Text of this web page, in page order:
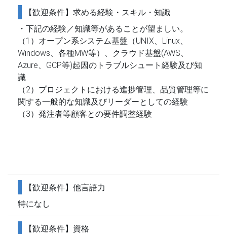
【歓迎条件】求める経験・スキル・知識
・下記の経験／知識等があることが望ましい。
（1）オープン系システム基盤（UNIX、Linux、
Windows、各種MW等）、クラウド基盤(AWS、
Azure、GCP等)起因のトラブルシュート経験及び知
識
（2）プロジェクトにおける進捗管理、品質管理等に
関する一般的な知識及びリーダーとしての経験
（3）発注者等顧客との要件調整経験
【歓迎条件】他言語力
特になし
【歓迎条件】資格